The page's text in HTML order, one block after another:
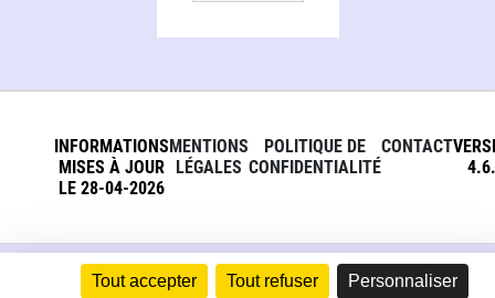
Tout accepter Tout refuser Personnaliser
INFORMATIONS
MISES À JOUR
LE 28-04-2026
MENTIONS
LÉGALES
POLITIQUE DE
CONFIDENTIALITÉ
CONTACT